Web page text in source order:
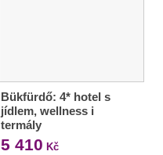
Bükfürdő: 4* hotel s
jídlem, wellness i
termály
5 410 Kč